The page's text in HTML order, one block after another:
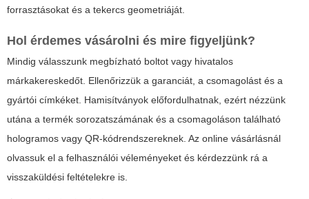
forrasztásokat és a tekercs geometriáját.
Hol érdemes vásárolni és mire figyeljünk?
Mindig válasszunk megbízható boltot vagy hivatalos
márkakereskedőt. Ellenőrizzük a garanciát, a csomagolást és a
gyártói címkéket. Hamisítványok előfordulhatnak, ezért nézzünk
utána a termék sorozatszámának és a csomagoláson található
hologramos vagy QR-kódrendszereknek. Az online vásárlásnál
olvassuk el a felhasználói véleményeket és kérdezzünk rá a
visszaküldési feltételekre is.